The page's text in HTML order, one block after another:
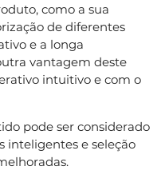
como a sua
de diferentes
e a longa
vantagem deste
intuitivo e com o
pode ser considerado
inteligentes e seleção